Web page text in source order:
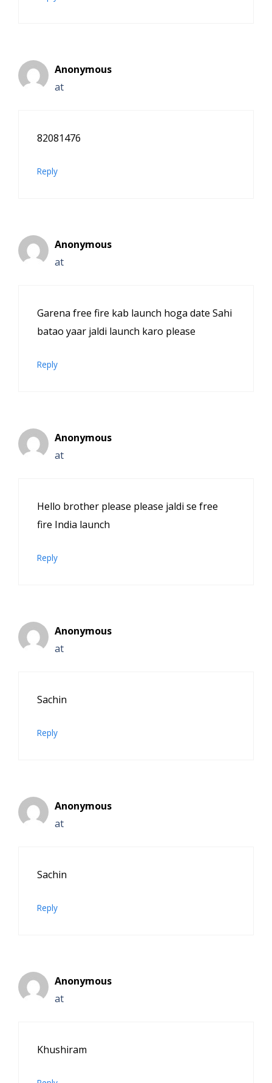
Anonymous
at
82081476
Reply
Anonymous
at
Garena free fire kab launch hoga date Sahi
batao yaar jaldi launch karo please
Reply
Anonymous
at
Hello brother please please jaldi se free
fire India launch
Reply
Anonymous
at
Sachin
Reply
Anonymous
at
Sachin
Reply
Anonymous
at
Khushiram